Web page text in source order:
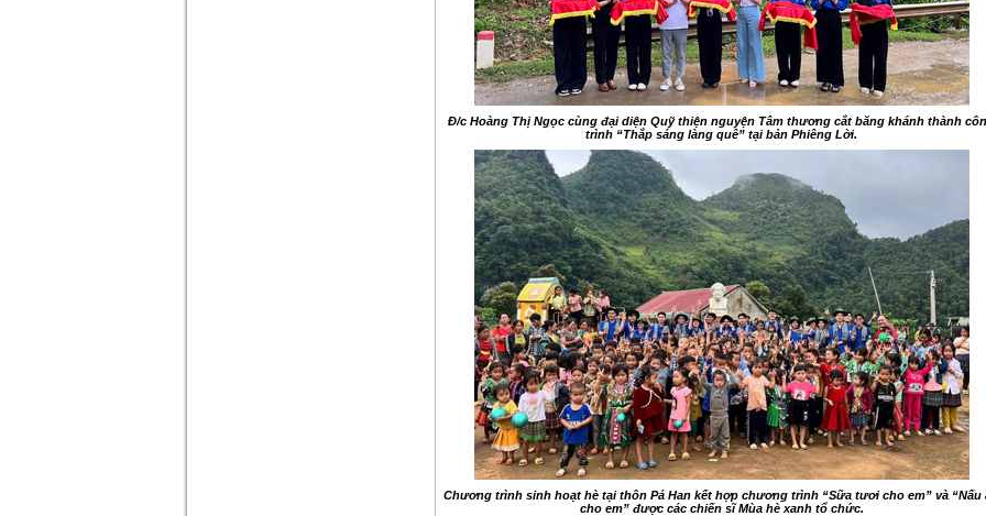
Đ/c Hoàng Thị Ngọc cùng đại diện Quỹ thiện nguyện Tâm thương cắt băng khánh thành
trình “Thắp sáng làng quê” tại bản Phiêng Lời.
Chương trình sinh hoạt hè tại thôn Pá Han kết hợp chương trình “Sữa tươi cho em” và “Nấu
cho em” được các chiến sĩ Mùa hè xanh tổ chức.